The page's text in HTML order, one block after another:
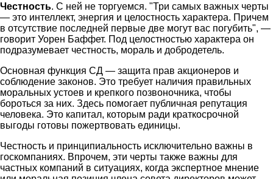
Честность. С ней не торгуемся. "Три самых важных черты
— это интеллект, энергия и целостность характера. Причем
в отсутствие последней первые две могут вас погубить", —
говорит Уорен Баффет. Под целостностью характера он
подразумевает честность, мораль и добродетель.
Основная функция СД — защита прав акционеров и
соблюдение законов. Это требует наличия правильных
моральных устоев и крепкого позвоночника, чтобы
бороться за них. Здесь помогает публичная репутация
человека. Это капитал, которым ради краткосрочной
выгоды готовы пожертвовать единицы.
Честность и принципиальность исключительно важны в
госкомпаниях. Впрочем, эти черты также важны для
частных компаний в ситуациях, когда экспертное мнение